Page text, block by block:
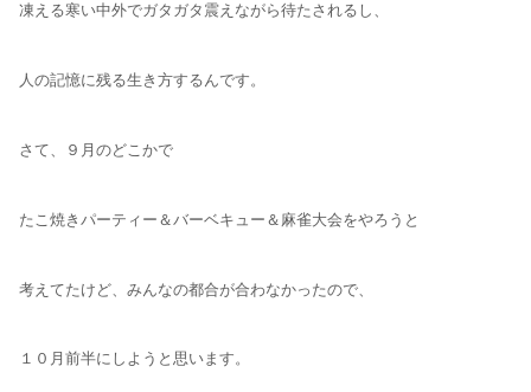
凍える寒い中外でガタガタ震えながら待たされるし、
人の記憶に残る生き方するんです。
さて、９月のどこかで
たこ焼きパーティー＆バーベキュー＆麻雀大会をやろうと
考えてたけど、みんなの都合が合わなかったので、
１０月前半にしようと思います。